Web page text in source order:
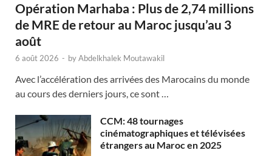
Opération Marhaba : Plus de 2,74 millions
de MRE de retour au Maroc jusqu’au 3
août
6 août 2026 - byAbdelkhalek Moutawakil
Avec l’accélération des arrivées des Marocains du monde
au cours des derniers jours, ce sont …
CCM: 48 tournages
cinématographiques et télévisées
étrangers au Maroc en 2025